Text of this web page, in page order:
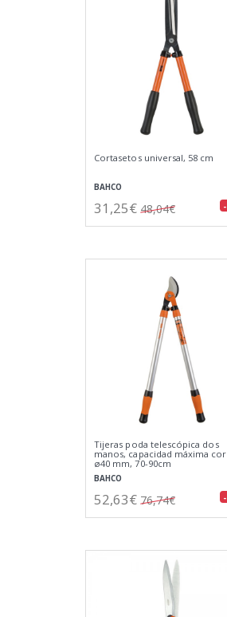
Cortasetos universal, 58 cm
BAHCO
31,25€ 48,04€
Tijeras poda telescópica dos
manos, capacidad máxima
ø40 mm, 70-90cm
BAHCO
52,63€ 76,74€